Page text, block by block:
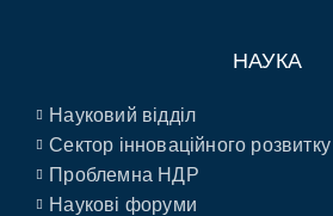
НАУКА
Науковий відділ
Сектор інноваційного розвитку
Проблемна НДР
Наукові форуми